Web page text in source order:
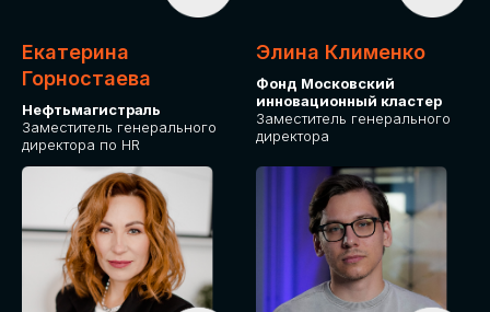
Екатерина
Горностаева
Нефтьмагистраль
Заместитель генерального
директора по HR
Элина Клименко
Фонд Московский
инновационный кластер
Заместитель генерального
директора
Приглашаем стать партнером GLOBAL
TECH FORUM и презентовать ваши
решения целевой аудитории. Будем
рады сотрудничеству!
ПОДАТЬ ЗАЯВКУ